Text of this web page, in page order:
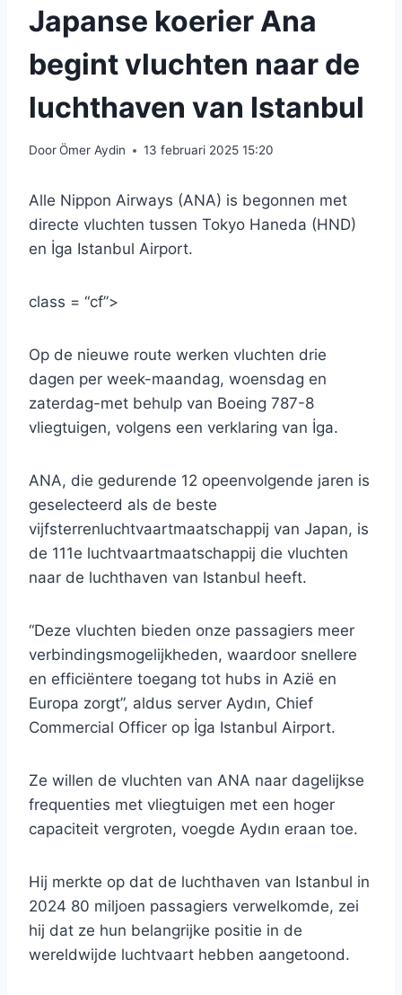
Japanse koerier Ana
begint vluchten naar de
luchthaven van Istanbul
DoorÖmer Aydin 13 februari 2025 15:20
Alle Nippon Airways (ANA) is begonnen met
directe vluchten tussen Tokyo Haneda (HND)
en İga Istanbul Airport.
class = “cf”>
Op de nieuwe route werken vluchten drie
dagen per week-maandag, woensdag en
zaterdag-met behulp van Boeing 787-8
vliegtuigen, volgens een verklaring van İga.
ANA, die gedurende 12 opeenvolgende jaren is
geselecteerd als de beste
vijfsterrenluchtvaartmaatschappij van Japan, is
de 111e luchtvaartmaatschappij die vluchten
naar de luchthaven van Istanbul heeft.
“Deze vluchten bieden onze passagiers meer
verbindingsmogelijkheden, waardoor snellere
en efficiëntere toegang tot hubs in Azië en
Europa zorgt”, aldus server Aydın, Chief
Commercial Officer op İga Istanbul Airport.
Ze willen de vluchten van ANA naar dagelijkse
frequenties met vliegtuigen met een hoger
capaciteit vergroten, voegde Aydın eraan toe.
Hij merkte op dat de luchthaven van Istanbul in
2024 80 miljoen passagiers verwelkomde, zei
hij dat ze hun belangrijke positie in de
wereldwijde luchtvaart hebben aangetoond.